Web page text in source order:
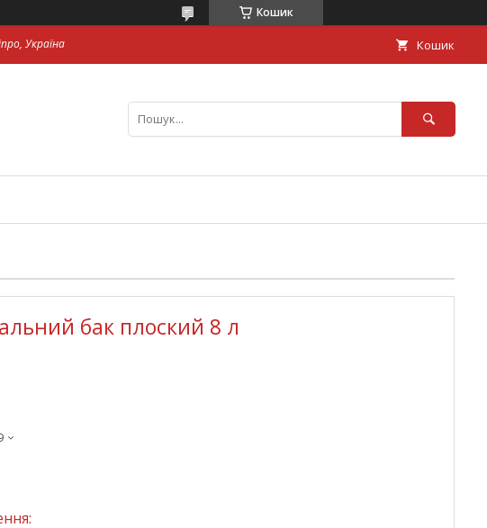
Кошик
Україна Кошик
бак плоский 8 л